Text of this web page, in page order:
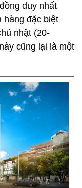
duy nhất
hàng đặc biệt
nhật (20-
cũng lại là một